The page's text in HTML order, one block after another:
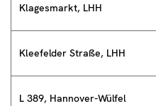
Klagesmarkt, LHH
Kleefelder Straße, LHH
L 389, Hannover-Wülfel